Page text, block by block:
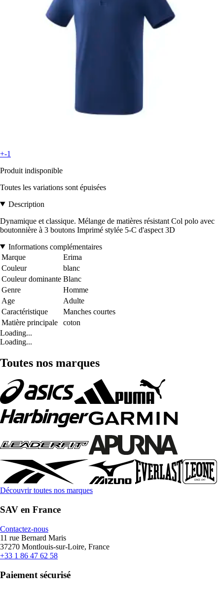
+-1
Produit indisponible
Toutes les variations sont épuisées
Description
Dynamique et classique. Mélange de matières résistant Col polo avec
boutonnière à 3 boutons Imprimé stylée 5-C d'aspect 3D
Informations complémentaires
Marque
Erima
Couleur
blanc
Couleur dominante Blanc
Genre
Homme
Age
Adulte
Caractéristique
Manches courtes
Matière principale
coton
Loading...
Loading...
Toutes nos marques
Découvrir toutes nos marques
SAV en France
Contactez-nous
11 rue Bernard Maris
37270 Montlouis-sur-Loire, France
+33 1 86 47 62 58
Paiement sécurisé